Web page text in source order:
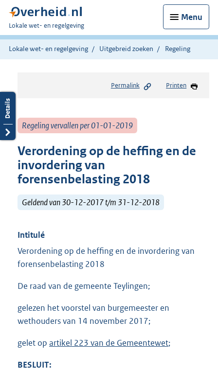
Menu
U
bent
hier:
Lokale wet- en regelgeving
Lokale wet- en regelgeving Uitgebreid zoeken Regeling
Permalink Printen
Regeling vervallen per 01-01-2019
Verordening op de heffing en de
invordering van
forensenbelasting 2018
Geldend van 30-12-2017 t/m 31-12-2018
Intitulé
Verordening op de heffing en de invordering van
forensenbelasting 2018
De raad van de gemeente Teylingen;
gelezen het voorstel van burgemeester en
wethouders van 14 november 2017;
gelet op artikel 223 van de Gemeentewet;
BESLUIT: